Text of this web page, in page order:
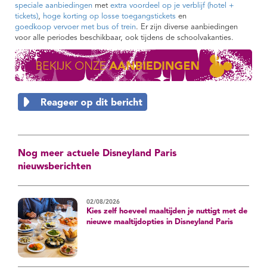
speciale aanbiedingen met extra voordeel op je verblijf (hotel +
tickets), hoge korting op losse toegangstickets en
goedkoop vervoer met bus of trein. Er zijn diverse aanbiedingen
voor alle periodes beschikbaar, ook tijdens de schoolvakanties.
Nog meer actuele Disneyland Paris
nieuwsberichten
02/08/2026
Kies zelf hoeveel maaltijden je nuttigt met de
nieuwe maaltijdopties in Disneyland Paris